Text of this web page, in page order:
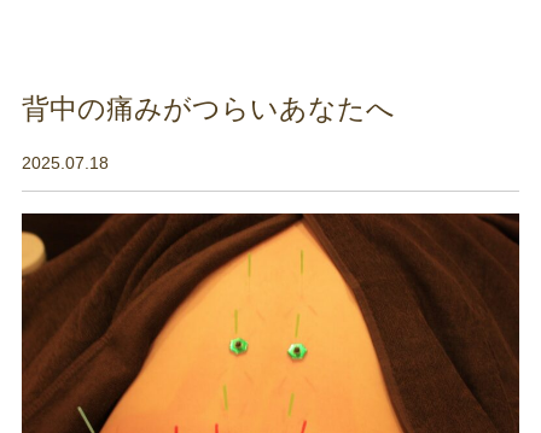
背中の痛みがつらいあなたへ
2025.07.18